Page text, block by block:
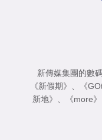
新傳媒集團的數
《新假期》
《
新地》
《more》